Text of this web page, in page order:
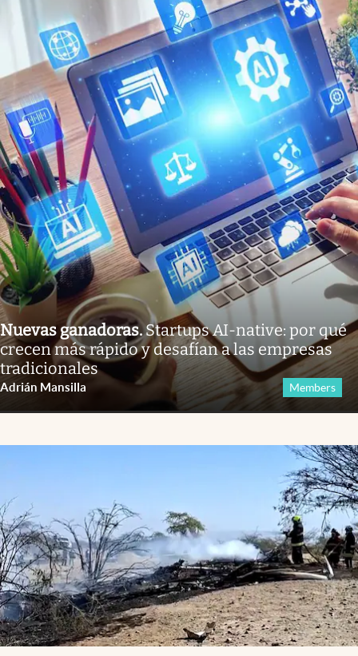
Nuevas ganadoras.Startups AI-native: por qué
crecen más rápido y desafían a las empresas
tradicionales
Adrián Mansilla Members